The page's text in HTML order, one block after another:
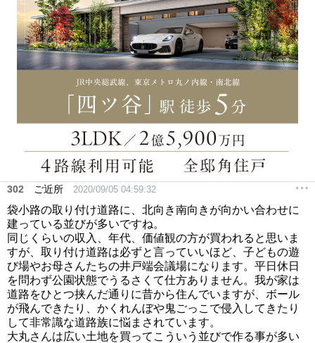
302 ご近所 2020/09/05 04:59:32
袋小路の取り付け道路に、北向き南向きが向かい合わせに
建っている並びが多いですね。
同じくらいの収入、年代、価値観の方が買われると思いま
すが、取り付け道路は必ずと言っていいほど、子どもの遊
び場やお母さんたちの井戸端会議場になります。平日休日
を問わず公園状態でうるさくて仕方ありません。我が家は
道路をひとつ挟んだ通りに昔から住んでいますが、ボール
が飛んできたり、かくれんぼや鬼ごっこで侵入してきたり
して非常識な道路族に悩まされています。
大丸さんは広い土地を買ってこういう並びで作る事が多い